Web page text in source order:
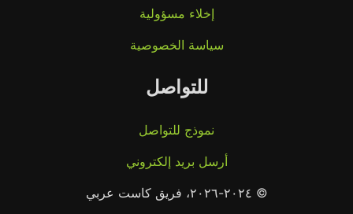
إخلاء مسؤولية
سياسة الخصوصية
للتواصل
نموذج للتواصل
أرسل بريد إلكتروني
© ٢٠٢٤-٢٠٢٦، فريق كاست عربي